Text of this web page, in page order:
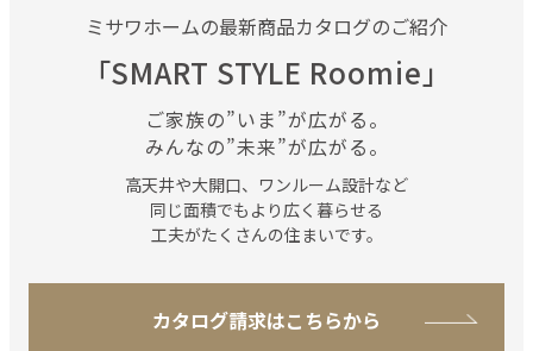
ミサワホームの最新商品カタログのご紹介
「SMART STYLE Roomie」
ご家族の”いま”が広がる。
みんなの”未来”が広がる。
高天井や大開口、ワンルーム設計など
同じ⾯積でもより広く 暮らせる
工夫がたくさんの住まいです。
カタログ請求はこちらから